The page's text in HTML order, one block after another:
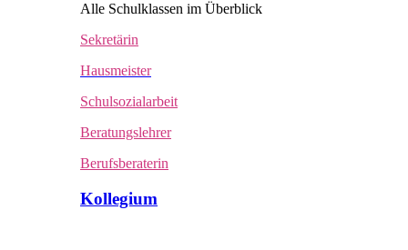
Alle Schulklassen im Überblick
Sekretärin
Hausmeister
Schulsozialarbeit
Beratungslehrer
Berufsberaterin
Kollegium